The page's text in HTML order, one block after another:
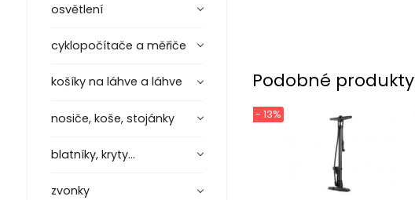
osvětlení
cyklopočítače a měřiče
košíky na láhve a láhve
nosiče, koše, stojánky
blatníky, kryty...
zvonky
Podobné produkty
- 13%